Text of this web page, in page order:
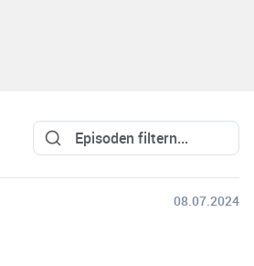
08.07.2024